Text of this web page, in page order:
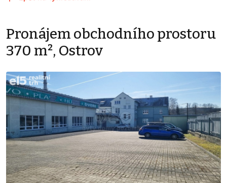
Pronájem obchodního prostoru
370 m², Ostrov